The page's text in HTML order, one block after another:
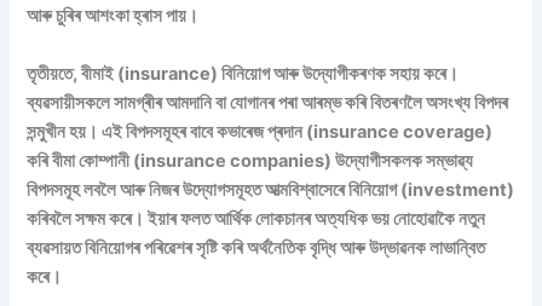
আৰু চুৰিৰ আশংকা হ্ৰাস পায়।
তৃতীয়তে, বীমাই (insurance) বিনিয়োগ আৰু উদ্যোগীকৰণক সহায় কৰে।
ব্যৱসায়ীসকলে সামগ্ৰীৰ আমদানি বা যোগানৰ পৰা আৰম্ভ কৰি বিতৰণলৈ অসংখ্য বিপদৰ
সন্মুখীন হয়। এই বিপদসমূহৰ বাবে কভাৰেজ প্ৰদান (insurance coverage)
কৰি বীমা কোম্পানী (insurance companies) উদ্যোগীসকলক সম্ভাৱ্য
বিপদসমূহ লবলৈ আৰু নিজৰ উদ্যোগসমূহত আত্মবিশ্বাসেৰে বিনিয়োগ (investment)
কৰিবলৈ সক্ষম কৰে। ইয়াৰ ফলত আৰ্থিক লোকচানৰ অত্যধিক ভয় নোহোৱাকৈ নতুন
ব্যৱসায়ত বিনিয়োগৰ পৰিৱেশৰ সৃষ্টি কৰি অৰ্থনৈতিক বৃদ্ধি আৰু উদ্ভাৱনক লাভান্বিত
কৰে।